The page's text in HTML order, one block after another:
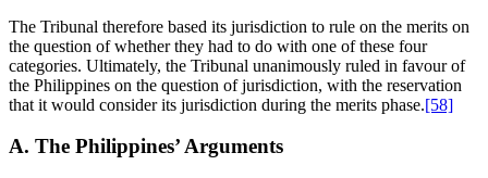
The Tribunal therefore based its jurisdiction to rule on the merits on
the question of whether they had to do with one of these four
categories. Ultimately, the Tribunal unanimously ruled in favour of
the Philippines on the question of jurisdiction, with the reservation
that it would consider its jurisdiction during the merits phase.[58]
A. The Philippines’ Arguments